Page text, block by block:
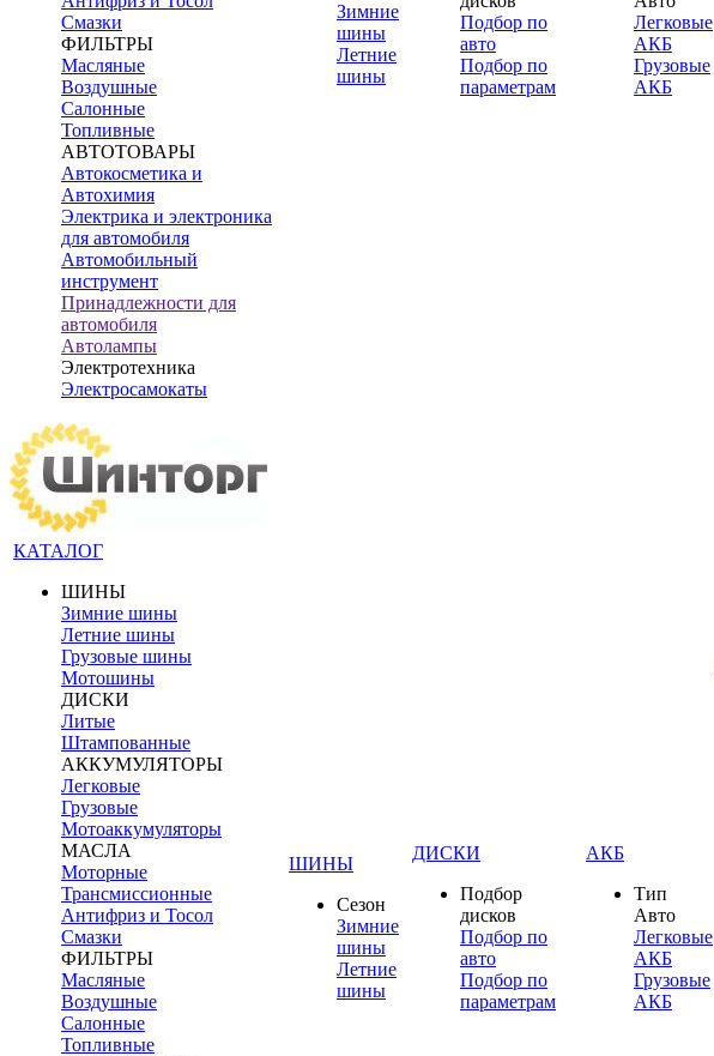
Смазки
ФИЛЬТРЫ
Масляные
Воздушные
Салонные
Топливные
АВТОТОВАРЫ
Автокосметика и
Автохимия
Электрика и электроника
для автомобиля
Автомобильный
инструмент
Принадлежности для
автомобиля
Автолампы
Электротехника
Электросамокаты
Зимние
шины
Летние
шины
Подбор по
авто
Подбор по
параметрам
Легковые
АКБ
Грузовые
АКБ
КАТАЛОГ
ШИНЫ
Зимние шины
Летние шины
Грузовые шины
Мотошины
ДИСКИ
Литые
Штампованные
АККУМУЛЯТОРЫ
Легковые
Грузовые
Мотоаккумуляторы
МАСЛА
Моторные
Трансмиссионные
Антифриз и Тосол
Смазки
ФИЛЬТРЫ
Масляные
Воздушные
Салонные
Топливные
ШИНЫ
Сезон
Зимние
шины
Летние
шины
ДИСКИ
Подбор
дисков
Подбор по
авто
Подбор по
параметрам
АКБ
Тип
Авто
Легковые
АКБ
Грузовые
АКБ